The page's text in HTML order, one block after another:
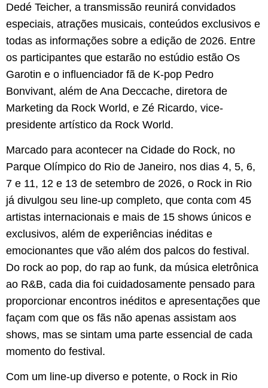
Dedé Teicher, a transmissão reunirá convidados
especiais, atrações musicais, conteúdos exclusivos e
todas as informações sobre a edição de 2026. Entre
os participantes que estarão no estúdio estão Os
Garotin e o influenciador fã de K-pop Pedro
Bonvivant, além de Ana Deccache, diretora de
Marketing da Rock World, e Zé Ricardo, vice-
presidente artístico da Rock World.
Marcado para acontecer na Cidade do Rock, no
Parque Olímpico do Rio de Janeiro, nos dias 4, 5, 6,
7 e 11, 12 e 13 de setembro de 2026, o Rock in Rio
já divulgou seu line-up completo, que conta com 45
artistas internacionais e mais de 15 shows únicos e
exclusivos, além de experiências inéditas e
emocionantes que vão além dos palcos do festival.
Do rock ao pop, do rap ao funk, da música eletrônica
ao R&B, cada dia foi cuidadosamente pensado para
proporcionar encontros inéditos e apresentações que
façam com que os fãs não apenas assistam aos
shows, mas se sintam uma parte essencial de cada
momento do festival.
Com um line-up diverso e potente, o Rock in Rio